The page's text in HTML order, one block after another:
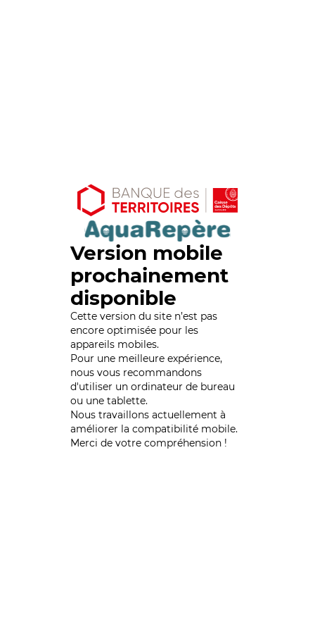
Version mobile
prochainement
disponible
Cette version du site n’est pas
encore optimisée pour les
appareils mobiles.
Pour une meilleure expérience,
nous vous recommandons
d'utiliser un ordinateur de bureau
ou une tablette.
Nous travaillons actuellement à
améliorer la compatibilité mobile.
Merci de votre compréhension !